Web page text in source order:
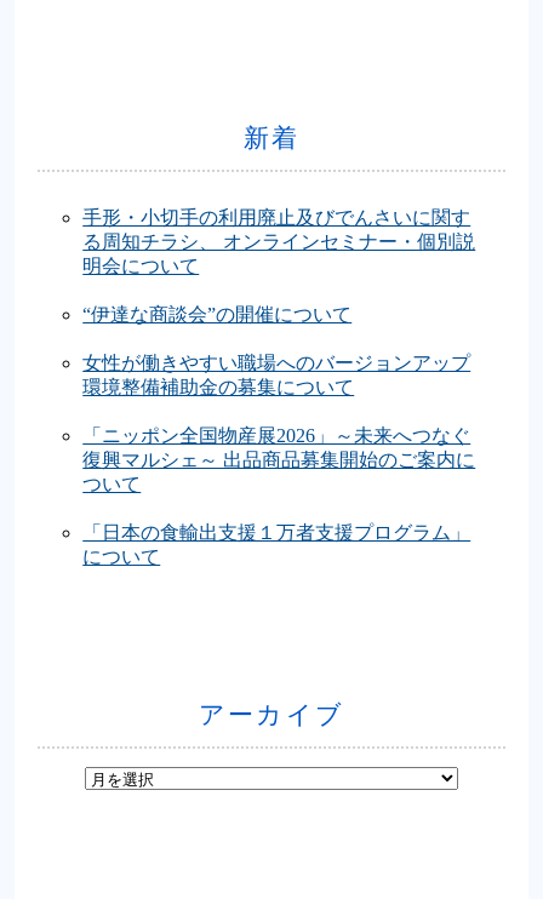
新着
手形・小切手の利用廃止及びでんさいに関す
る周知チラシ、 オンラインセミナー・個別説
明会について
“伊達な商談会”の開催について
女性が働きやすい職場へのバージョンアップ
環境整備補助金の募集について
「ニッポン全国物産展2026」～未来へつなぐ
復興マルシェ～ 出品商品募集開始のご案内に
ついて
「日本の食輸出支援１万者支援プログラム」
について
アーカイブ